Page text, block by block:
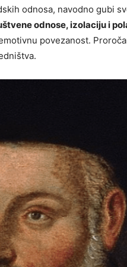
odnosa, navodno gubi
odnose, izolaciju i
povezanost.